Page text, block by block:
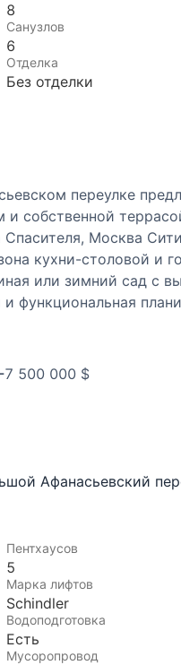
8
Санузлов
6
Отделка
Без отделки
переулке
собственной
Москва
кухни-столовой и
или зимний сад с
функциональная
7 500 000 $
Афанасьевский
Пентхаусов
5
Марка лифтов
Schindler
Водоподготовка
Есть
Мусоропровод